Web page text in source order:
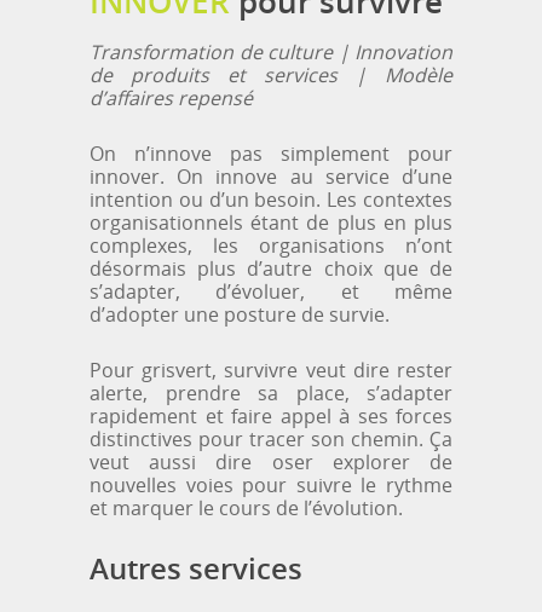
Transformation de culture | Innovation
de produits et services | Modèle
d’affaires repensé
On n’innove pas simplement pour
innover. On innove au service d’une
intention ou d’un besoin. Les contextes
organisationnels étant de plus en plus
complexes, les organisations n’ont
désormais plus d’autre choix que de
s’adapter, d’évoluer, et même
d’adopter une posture de survie.
Pour grisvert, survivre veut dire rester
alerte, prendre sa place, s’adapter
rapidement et faire appel à ses forces
distinctives pour tracer son chemin. Ça
veut aussi dire oser explorer de
nouvelles voies pour suivre le rythme
et marquer le cours de l’évolution.
Autres services